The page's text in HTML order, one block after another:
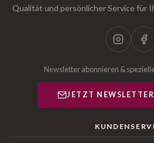
Qualität und persönlicher Service für
Newsletter abonnieren &
JETZT